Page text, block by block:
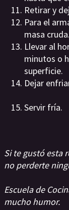
Retirar y
Para el
masa cruda.
Llevar al
minutos o
superficie.
Dejar
Servir fría.
Si te gustó esta
no perderte
Escuela de
mucho humor.